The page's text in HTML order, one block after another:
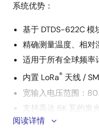
系统优势：
基于 DTDS-622C 模
精确测量温度、相对
适用于所有全球频率
内置 LoRa® 天线 /
宽输入电压范围：
支持高达 6K 瓦的发
IP66 外壳，防雨防尘
阅读详情